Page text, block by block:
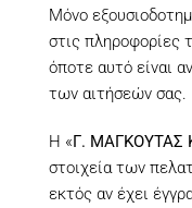
Μόνο
στις πληροφορίες
όποτε αυτό είναι
των αιτήσεών σας.
Η «Γ. ΜΑΓΚΟΥΤΑΣ
στοιχεία των
εκτός αν έχει